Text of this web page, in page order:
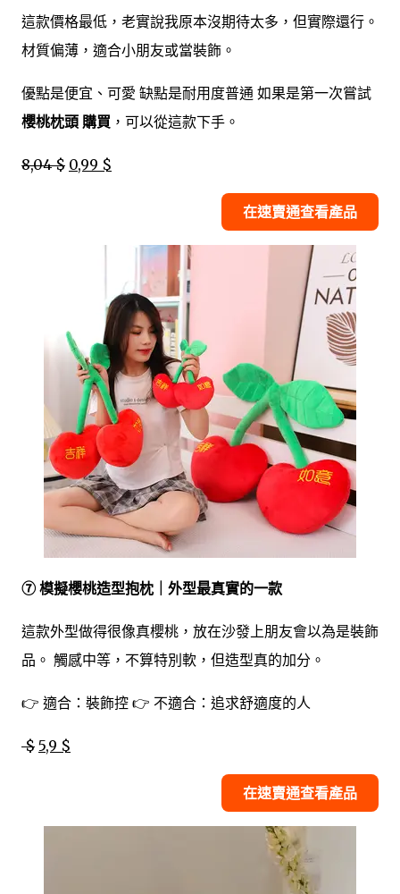
這款價格最低，老實說我原本沒期待太多，但實際還行。
材質偏薄，適合小朋友或當裝飾。
優點是便宜、可愛 缺點是耐用度普通 如果是第一次嘗試
櫻桃枕頭 購買 ，可以從這款下手。
8,04 $ 0,99 $
在速賣通查看產品
⑦ 模擬櫻桃造型抱枕｜外型最真實的一款
這款外型做得很像真櫻桃，放在沙發上朋友會以為是裝飾
品。 觸感中等，不算特別軟，但造型真的加分。
👉 適合：裝飾控 👉 不適合：追求舒適度的人
$ 5,9 $
在速賣通查看產品